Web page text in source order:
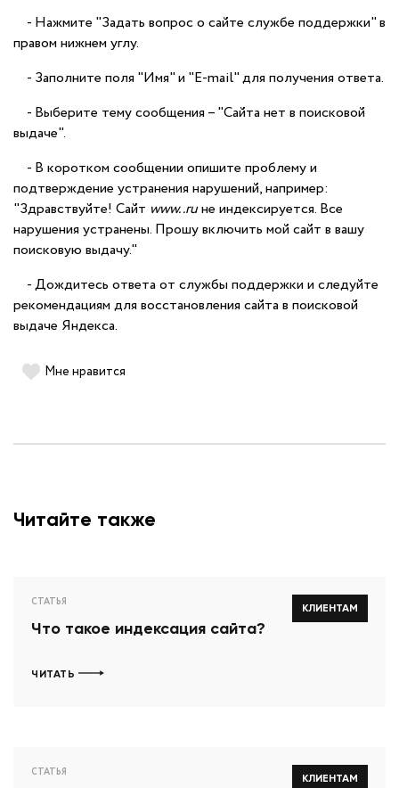
- Нажмите "Задать вопрос о сайте службе поддержки" в
правом нижнем углу.
- Заполните поля "Имя" и "E-mail" для получения ответа.
- Выберите тему сообщения – "Сайта нет в поисковой
выдаче".
- В коротком сообщении опишите проблему и
подтверждение устранения нарушений, например:
"Здравствуйте! Сайт www..ruне индексируется. Все
нарушения устранены. Прошу включить мой сайт в вашу
поисковую выдачу."
- Дождитесь ответа от службы поддержки и следуйте
рекомендациям для восстановления сайта в поисковой
выдаче Яндекса.
Мне нравится
Читайте также
КЛИЕНТАМ
СТАТЬЯ
Что такое индексация сайта?
ЧИТАТЬ
КЛИЕНТАМ
СТАТЬЯ